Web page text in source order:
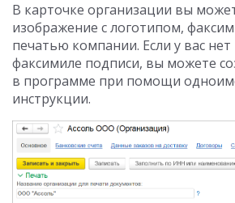
В карточке организации вы
изображение с логотипом,
печатью компании. Если у вас нет
факсимиле подписи, вы можете
в программе при помощи
инструкции.